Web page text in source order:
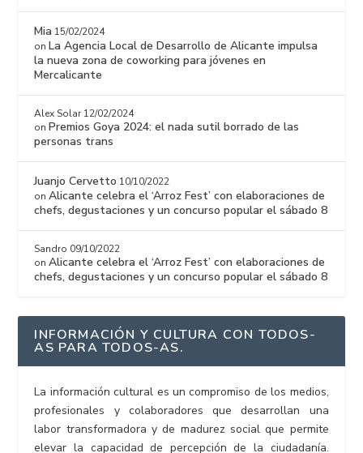
Mia 15/02/2024
on La Agencia Local de Desarrollo de Alicante impulsa
la nueva zona de coworking para jóvenes en
Mercalicante
Alex Solar 12/02/2024
on Premios Goya 2024: el nada sutil borrado de las
personas trans
Juanjo Cervetto 10/10/2022
onAlicante celebra el ‘Arroz Fest’ con elaboraciones de
chefs, degustaciones y un concurso popular el sábado 8
Sandro 09/10/2022
onAlicante celebra el ‘Arroz Fest’ con elaboraciones de
chefs, degustaciones y un concurso popular el sábado 8
INFORMACIÓN Y CULTURA CON TODOS-
AS PARA TODOS-AS.
La información cultural es un compromiso de los medios,
profesionales y colaboradores que desarrollan una
labor transformadora y de madurez social que permite
elevar la capacidad de percepción de la ciudadanía.